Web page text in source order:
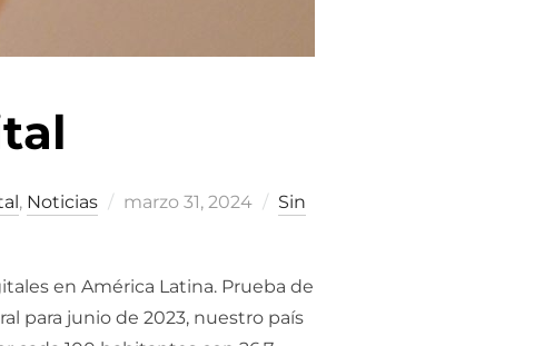
, Noticias
Publicado
marzo 31, 2024
Sin
en América Latina. Prueba de
para junio de 2023, nuestro país